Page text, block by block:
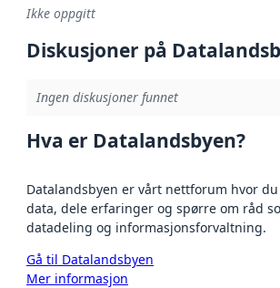
Ikke oppgitt
Diskusjoner på
Ingen diskusjoner funnet
Hva er Datalandsbyen?
Datalandsbyen er vårt nettforum hvor
data, dele erfaringer og spørre om råd
datadeling og informasjonsforvaltning.
Gå til Datalandsbyen
Mer informasjon